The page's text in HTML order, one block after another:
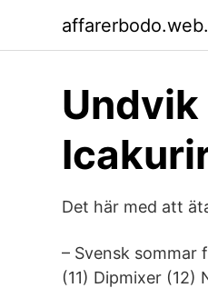
Det här med att
– Svensk sommar
(11) Dipmixer